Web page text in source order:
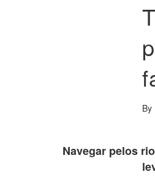
By
Navegar pelos